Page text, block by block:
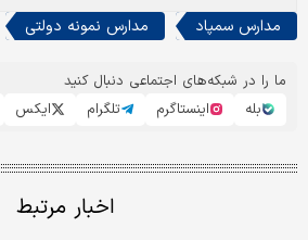
مدارس سمپاد مدارس نمونه دولتی
ما را در شبکه‌های اجتماعی دنبال کنید
بله
اینستاگرم تلگرام ایکس
اخبار مرتبط